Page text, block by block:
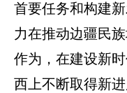
首要任务和构建
力在推动边疆民
作为，在建设新
西上不断取得新